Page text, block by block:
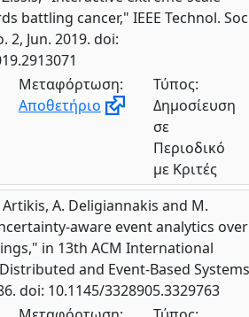
battling cancer," IEEE Technol.
2, Jun. 2019. doi:
Μεταφόρτωση:
Αποθετήριο
Τύπος:
Δημοσίευση
σε
Περιοδικό
με Κριτές
A. Deligiannakis and M.
aware event analytics over
in 13th ACM International
and Event-Based
doi: 10.1145/3328905.3329763